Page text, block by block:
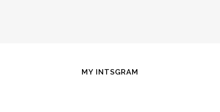
MY INTSGRAM